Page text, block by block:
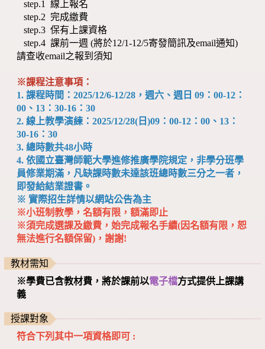
step.1 線上報名
step.2 完成繳費
step.3 保有上課資格
step.4 課前一週 (將於12/1-12/5寄發簡訊及email通知)
請查收email之報到須知
※課程注意事項：
1. 課程時間：2025/12/6-12/28，週六、週日 09：00-12：
00、13：30-16：30
2. 線上教學演練：2025/12/28(日)09：00-12：00、13：
30-16：30
3. 總時數共48小時
4. 依國立臺灣師範大學進修推廣學院規定，非學分班學
員修業期滿，凡缺課時數未達該班總時數三分之一者，
即發給結業證書。
※ 實際招生詳情以網站公告為主
※小班制教學，名額有限，額滿即止
※須完成選課及繳費，始完成報名手續(因名額有限，恕
無法進行名額保留)，謝謝!
教材需知
※學費已含教材費，將於課前以電子檔方式提供上課講
義
授課對象
符合下列其中一項資格即可 :